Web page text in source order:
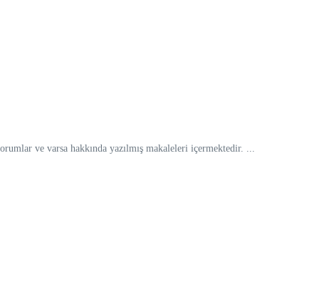
ve varsa hakkında yazılmış makaleleri içermektedir. ...